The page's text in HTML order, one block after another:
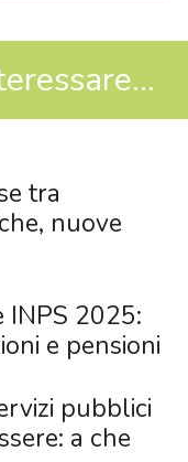
tra
nuove
INPS 2025:
e pensioni
pubblici
a che